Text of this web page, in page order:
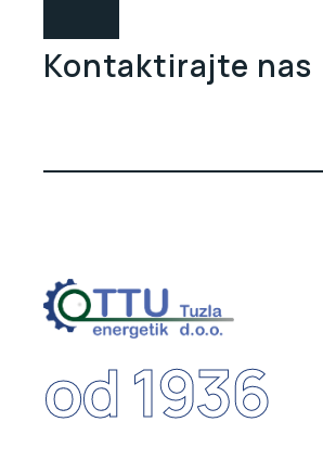
Kontaktirajte nas
od 1936